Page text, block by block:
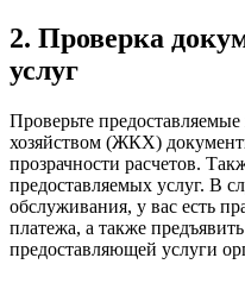
2. Проверка
услуг
Проверьте
хозяйством (ЖКХ)
прозрачности расчетов.
предоставляемых услуг. В
обслуживания, у вас есть
платежа, а также
предоставляющей услуги